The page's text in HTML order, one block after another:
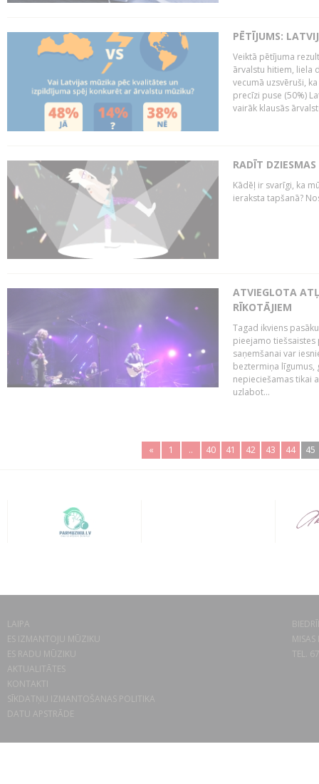
PĒTĪJUMS:
Veiktā pētījuma
ārvalstu hitiem, liela
vecumā uzsvēruši,
precīzi puse (50%)
vairāk klausās
RADĪT
Kādēļ ir svarīgi, ka
ieraksta tapšanā?
ATVIEGLOTA
RĪKOTĀJIEM
Tagad ikviens
pieejamo tiešsaistes
saņemšanai var
beztermiņa līgumus,
nepieciešamas tikai
uzlabot...
« 1 .. 40 41 42 43 44 45
LAIPA
ES IZMANTOJU MŪZIKU
ES RADU MŪZIKU
AKTUALITĀTES
KONTAKTI
SĪKDATŅU IZMANTOŠANAS POLITIKA
DATU APSTRĀDE
TEL.